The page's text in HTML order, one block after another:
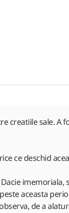
creatiile sale.
ce deschid
aceasta
de a